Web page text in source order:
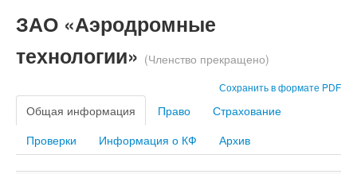
ЗАО «Аэродромные
технологии» (Членство прекращено)
Сохранить в формате PDF
Общая информация Право
Страхование
Проверки
Информация о КФ Архив